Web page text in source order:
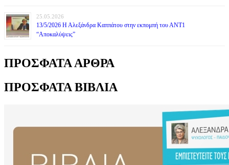
25.05.2026
13/5/2026 Η Αλεξάνδρα Καππάτου στην εκπομπή του ΑΝΤ1
“Αποκαλύψεις”
ΠΡΟΣΦΑΤΑ ΑΡΘΡΑ
ΠΡΟΣΦΑΤΑ ΒΙΒΛΙΑ